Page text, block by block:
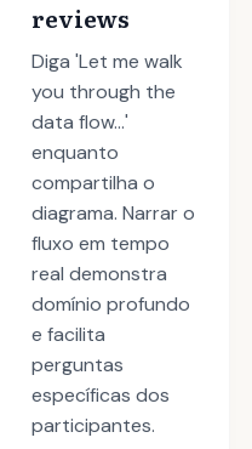
reviews
Diga 'Let me walk
you through the
data flow...'
enquanto
compartilha o
diagrama. Narrar o
fluxo em tempo
real demonstra
domínio profundo
e facilita
perguntas
específicas dos
participantes.